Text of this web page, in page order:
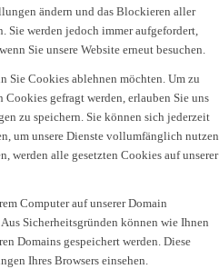
ändern und das Blockieren aller
Sie werden jedoch immer aufgefordert,
Sie unsere Website erneut besuchen.
Sie Cookies ablehnen möchten. Um zu
Cookies gefragt werden, erlauben Sie uns
zu speichern. Sie können sich jederzeit
um unsere Dienste vollumfänglich nutzen
werden alle gesetzten Cookies auf unserer
Computer auf unserer Domain
Sicherheitsgründen können wie Ihnen
Domains gespeichert werden. Diese
Ihres Browsers einsehen.